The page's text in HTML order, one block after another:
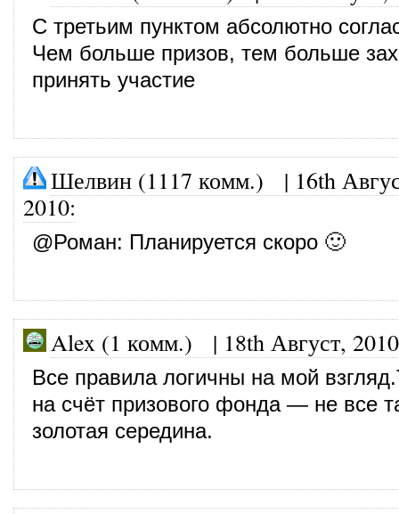
С третьим пунктом абсолютно
Чем больше призов, тем больше
принять участие
Шелвин (1117 комм.) | 16th
2010:
@Роман: Планируется скоро 🙂
Alex (1 комм.) | 18th Август, 2010
Все правила логичны на мой
на счёт призового фонда — не все
золотая середина.